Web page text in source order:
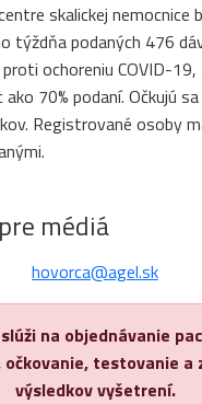
skalickej nemocnice
týždňa podaných 476
ochoreniu COVID-
70% podaní. Očkujú
Registrované osoby
médiá
hovorca@agel.sk
na objednávanie
testovanie a
výsledkov vyšetrení.